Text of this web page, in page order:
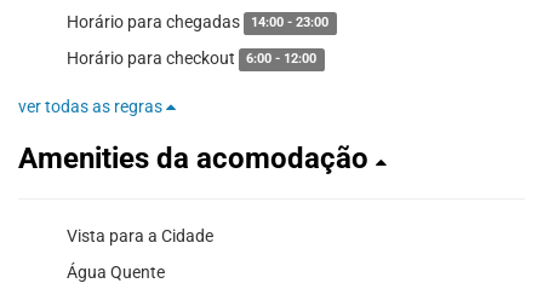
Horário para chegadas 14:00 - 23:00
Horário para checkout 6:00 - 12:00
ver todas as regras
Amenities da acomodação
Vista para a Cidade
Água Quente